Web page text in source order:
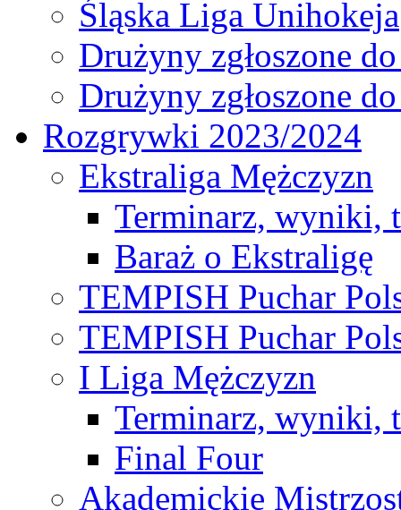
Śląska Liga Unihokeja
Drużyny zgłoszone
Drużyny zgłoszone
Rozgrywki 2023/2024
Ekstraliga Mężczyzn
Terminarz, wyniki,
Baraż o Ekstraligę
TEMPISH Puchar
TEMPISH Puchar
I Liga Mężczyzn
Terminarz, wyniki,
Final Four
Akademickie